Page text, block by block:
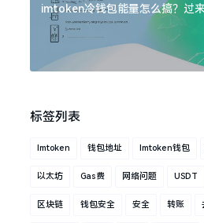
imtoken冷钱包能量怎么搞？过
标签列表
Imtoken 钱包地址 Imtoken钱包
以太坊 Gas费 网络问题 USDT
区块链 钱包安全 安全 转账